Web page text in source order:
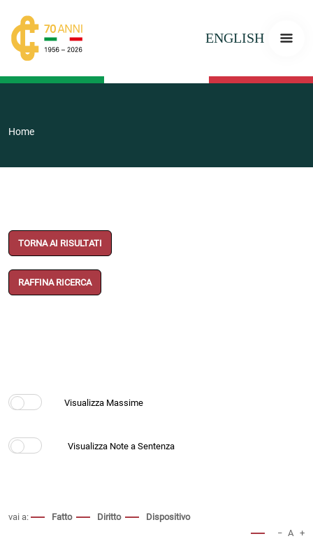
ENGLISH
Home
TORNA AI RISULTATI
RAFFINA RICERCA
vai a: Fatto Diritto
Dispositivo
− A +